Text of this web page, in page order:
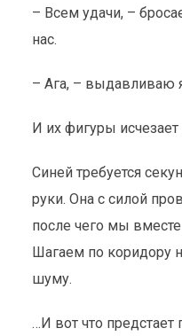
– Всем удачи, –
нас.
– Ага, – выдавливаю
И их фигуры
Синей требуется
руки. Она с силой
после чего мы
Шагаем по коридору
шуму.
…И вот что